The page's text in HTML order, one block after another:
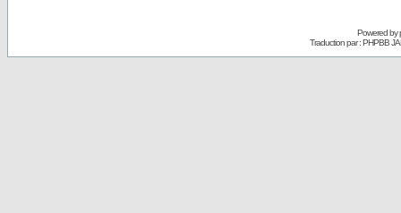
Powered by
Traduction par : PHPBB